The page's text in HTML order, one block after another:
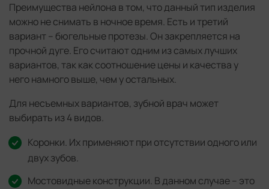
Преимущества нейлона в том, что данный тип изделия
можно не снимать в ночное время. Есть и третий
вариант – бюгельные протезы. Он закрепляется на
прочной дуге. Его считают одним из самых лучших
вариантов, так как соотношение цены и качества у
него намного выше, чем у остальных.
Для несъемных вариантов, зубной врач может
выбирать из 4 видов.
Коронки. Их применяют при отсутствии одного или
двух зубов.
Мостовидные конструкции. В данном случае – это